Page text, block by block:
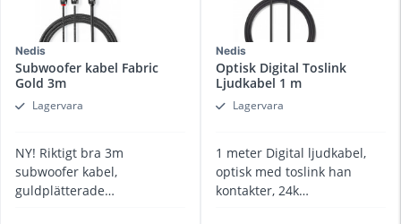
Nedis
Subwoofer kabel Fabric
Gold 3m
Lagervara
NY! Riktigt bra 3m
subwoofer kabel,
guldplätterade
Nedis
Optisk Digital Toslink
Ljudkabel 1 m
Lagervara
1 meter Digital ljudkabel,
optisk med toslink han
kontakter, 24k